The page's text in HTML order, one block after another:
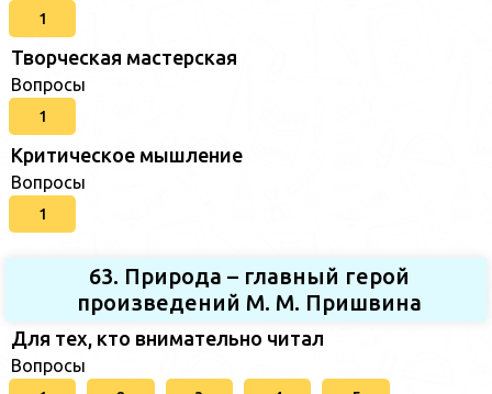
1
Творческая мастерская
Вопросы
1
Критическое мышление
Вопросы
1
63. Природа – главный герой
произведений М. М. Пришвина
Для тех, кто внимательно читал
Вопросы